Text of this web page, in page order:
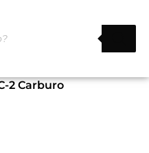
2 Carburo